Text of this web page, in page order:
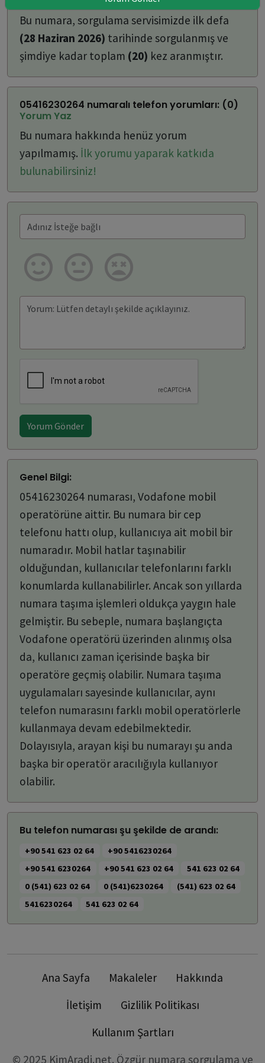
Bu numara, sorgulama servisimizde ilk defa
(28 Haziran 2026) tarihinde sorgulanmış ve
şimdiye kadar toplam (20) kez aranmıştır.
05416230264 numaralı telefon yorumları: (0)
Yorum Yaz
Bu numara hakkında henüz yorum
yapılmamış. İlk yorumu yaparak katkıda
bulunabilirsiniz!
Yorum Gönder
Genel Bilgi:
05416230264 numarası, Vodafone mobil
operatörüne aittir. Bu numara bir cep
telefonu hattı olup, kullanıcıya ait mobil bir
numaradır. Mobil hatlar taşınabilir
olduğundan, kullanıcılar telefonlarını farklı
konumlarda kullanabilirler. Ancak son yıllarda
numara taşıma işlemleri oldukça yaygın hale
gelmiştir. Bu sebeple, numara başlangıçta
Vodafone operatörü üzerinden alınmış olsa
da, kullanıcı zaman içerisinde başka bir
operatöre geçmiş olabilir. Numara taşıma
uygulamaları sayesinde kullanıcılar, aynı
telefon numarasını farklı mobil operatörlerle
kullanmaya devam edebilmektedir.
Dolayısıyla, arayan kişi bu numarayı şu anda
başka bir operatör aracılığıyla kullanıyor
olabilir.
Bu telefon numarası şu şekilde de arandı:
+90 541 623 02 64
+90 5416230264
+90 541 6230264
+90 541 623 02 64
541 623 02 64
0 (541) 623 02 64
0 (541)6230264
(541) 623 02 64
5416230264
541 623 02 64
Ana Sayfa Makaleler
Hakkında
İletişim
Gizlilik Politikası
Kullanım Şartları
© 2025 KimAradi.net. Özgür numara sorgulama ve